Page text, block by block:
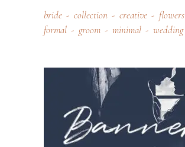
bride collection creative
flowers
formal
groom minimal wedding